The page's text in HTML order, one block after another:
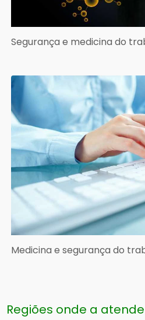
Segurança e medicina do
Medicina e segurança do
Regiões onde a atende